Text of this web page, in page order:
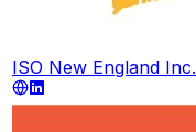
ISO New England Inc.